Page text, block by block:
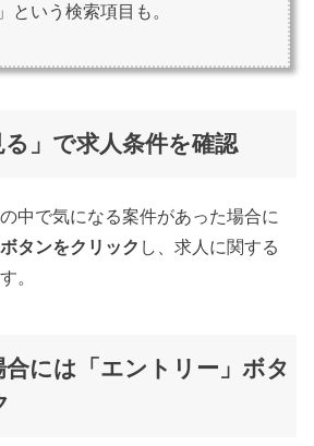
という検索項目も。
」で求人条件を確認
中で気になる案件があった場合に
タンをクリック し、求人に関する
。
には「エントリー」ボタ